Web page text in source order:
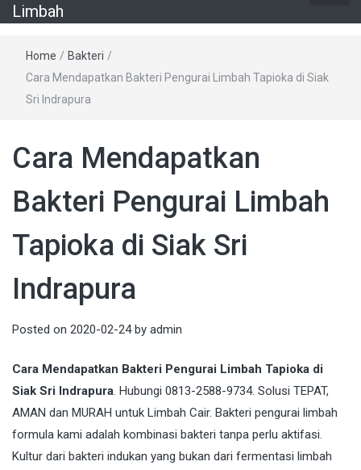
Limbah
Home / Bakteri /
Cara Mendapatkan Bakteri Pengurai Limbah Tapioka di Siak
Sri Indrapura
Cara Mendapatkan
Bakteri Pengurai Limbah
Tapioka di Siak Sri
Indrapura
Posted on 2020-02-24by admin
Cara Mendapatkan Bakteri Pengurai Limbah Tapioka di
Siak Sri Indrapura. Hubungi 0813-2588-9734. Solusi TEPAT,
AMAN dan MURAH untuk Limbah Cair. Bakteri pengurai limbah
formula kami adalah kombinasi bakteri tanpa perlu aktifasi.
Kultur dari bakteri indukan yang bukan dari fermentasi limbah